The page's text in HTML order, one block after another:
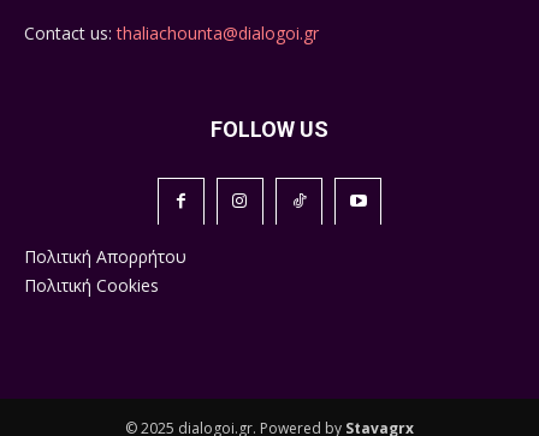
Contact us:thaliachounta@dialogoi.gr
FOLLOW US
Πολιτική Απορρήτου
Πολιτική Cookies
© 2025 dialogoi.gr. Powered by Stavagrx